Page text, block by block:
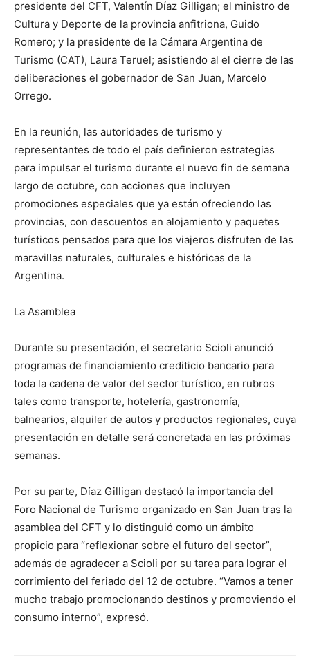
presidente del CFT, Valentín Díaz Gilligan; el ministro de
Cultura y Deporte de la provincia anfitriona, Guido
Romero; y la presidente de la Cámara Argentina de
Turismo (CAT), Laura Teruel; asistiendo al el cierre de las
deliberaciones el gobernador de San Juan, Marcelo
Orrego.
En la reunión, las autoridades de turismo y
representantes de todo el país definieron estrategias
para impulsar el turismo durante el nuevo fin de semana
largo de octubre, con acciones que incluyen
promociones especiales que ya están ofreciendo las
provincias, con descuentos en alojamiento y paquetes
turísticos pensados para que los viajeros disfruten de las
maravillas naturales, culturales e históricas de la
Argentina.
La Asamblea
Durante su presentación, el secretario Scioli anunció
programas de financiamiento crediticio bancario para
toda la cadena de valor del sector turístico, en rubros
tales como transporte, hotelería, gastronomía,
balnearios, alquiler de autos y productos regionales, cuya
presentación en detalle será concretada en las próximas
semanas.
Por su parte, Díaz Gilligan destacó la importancia del
Foro Nacional de Turismo organizado en San Juan tras la
asamblea del CFT y lo distinguió como un ámbito
propicio para “reflexionar sobre el futuro del sector”,
además de agradecer a Scioli por su tarea para lograr el
corrimiento del feriado del 12 de octubre. “Vamos a tener
mucho trabajo promocionando destinos y promoviendo el
consumo interno”, expresó.